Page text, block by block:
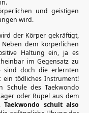
und geistigen
wird.
der Körper gekräftigt,
dem körperlichen
Haltung ein, ja es
im Gegensatz zu
sind doch die erlernten
tödliches Instrument!
Schule des Taekwondo
oder Rüpel aus dem
Taekwondo schult also